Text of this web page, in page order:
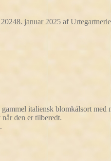
8. januar 2025 af
gammel italiensk blomkålsort
den er tilberedt.